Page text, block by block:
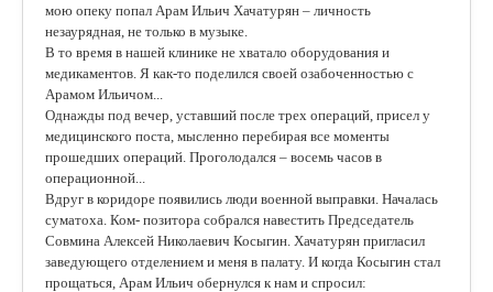
мою опеку попал Арам Ильич Хачатурян – личность
незаурядная, не только в музыке.
В то время в нашей клинике не хватало оборудования и
медикаментов. Я как-то поделился своей озабоченностью с
Арамом Ильичом...
Однажды под вечер, уставший после трех операций, присел у
медицинского поста, мысленно перебирая все моменты
прошедших операций. Проголодался – восемь часов в
операционной...
Вдруг в коридоре появились люди военной выправки. Началась
суматоха. Ком- позитора собрался навестить Председатель
Совмина Алексей Николаевич Косыгин. Хачатурян пригласил
заведующего отделением и меня в палату. И когда Косыгин стал
прощаться, Арам Ильич обернулся к нам и спросил: